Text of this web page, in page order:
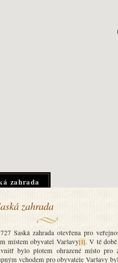
zahrada
zahrada
Saská zahrada otevřena pro
místem obyvatel Varšavy[1]. V té
bylo plotem ohrazené místo pro
vchodem pro obyvatele Varšavy